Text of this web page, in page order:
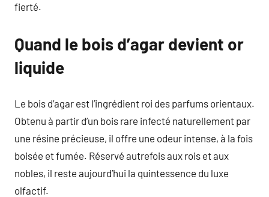
fierté.
Quand le bois d’agar devient or
liquide
Le bois d’agar est l’ingrédient roi des parfums orientaux.
Obtenu à partir d’un bois rare infecté naturellement par
une résine précieuse, il offre une odeur intense, à la fois
boisée et fumée. Réservé autrefois aux rois et aux
nobles, il reste aujourd’hui la quintessence du luxe
olfactif.